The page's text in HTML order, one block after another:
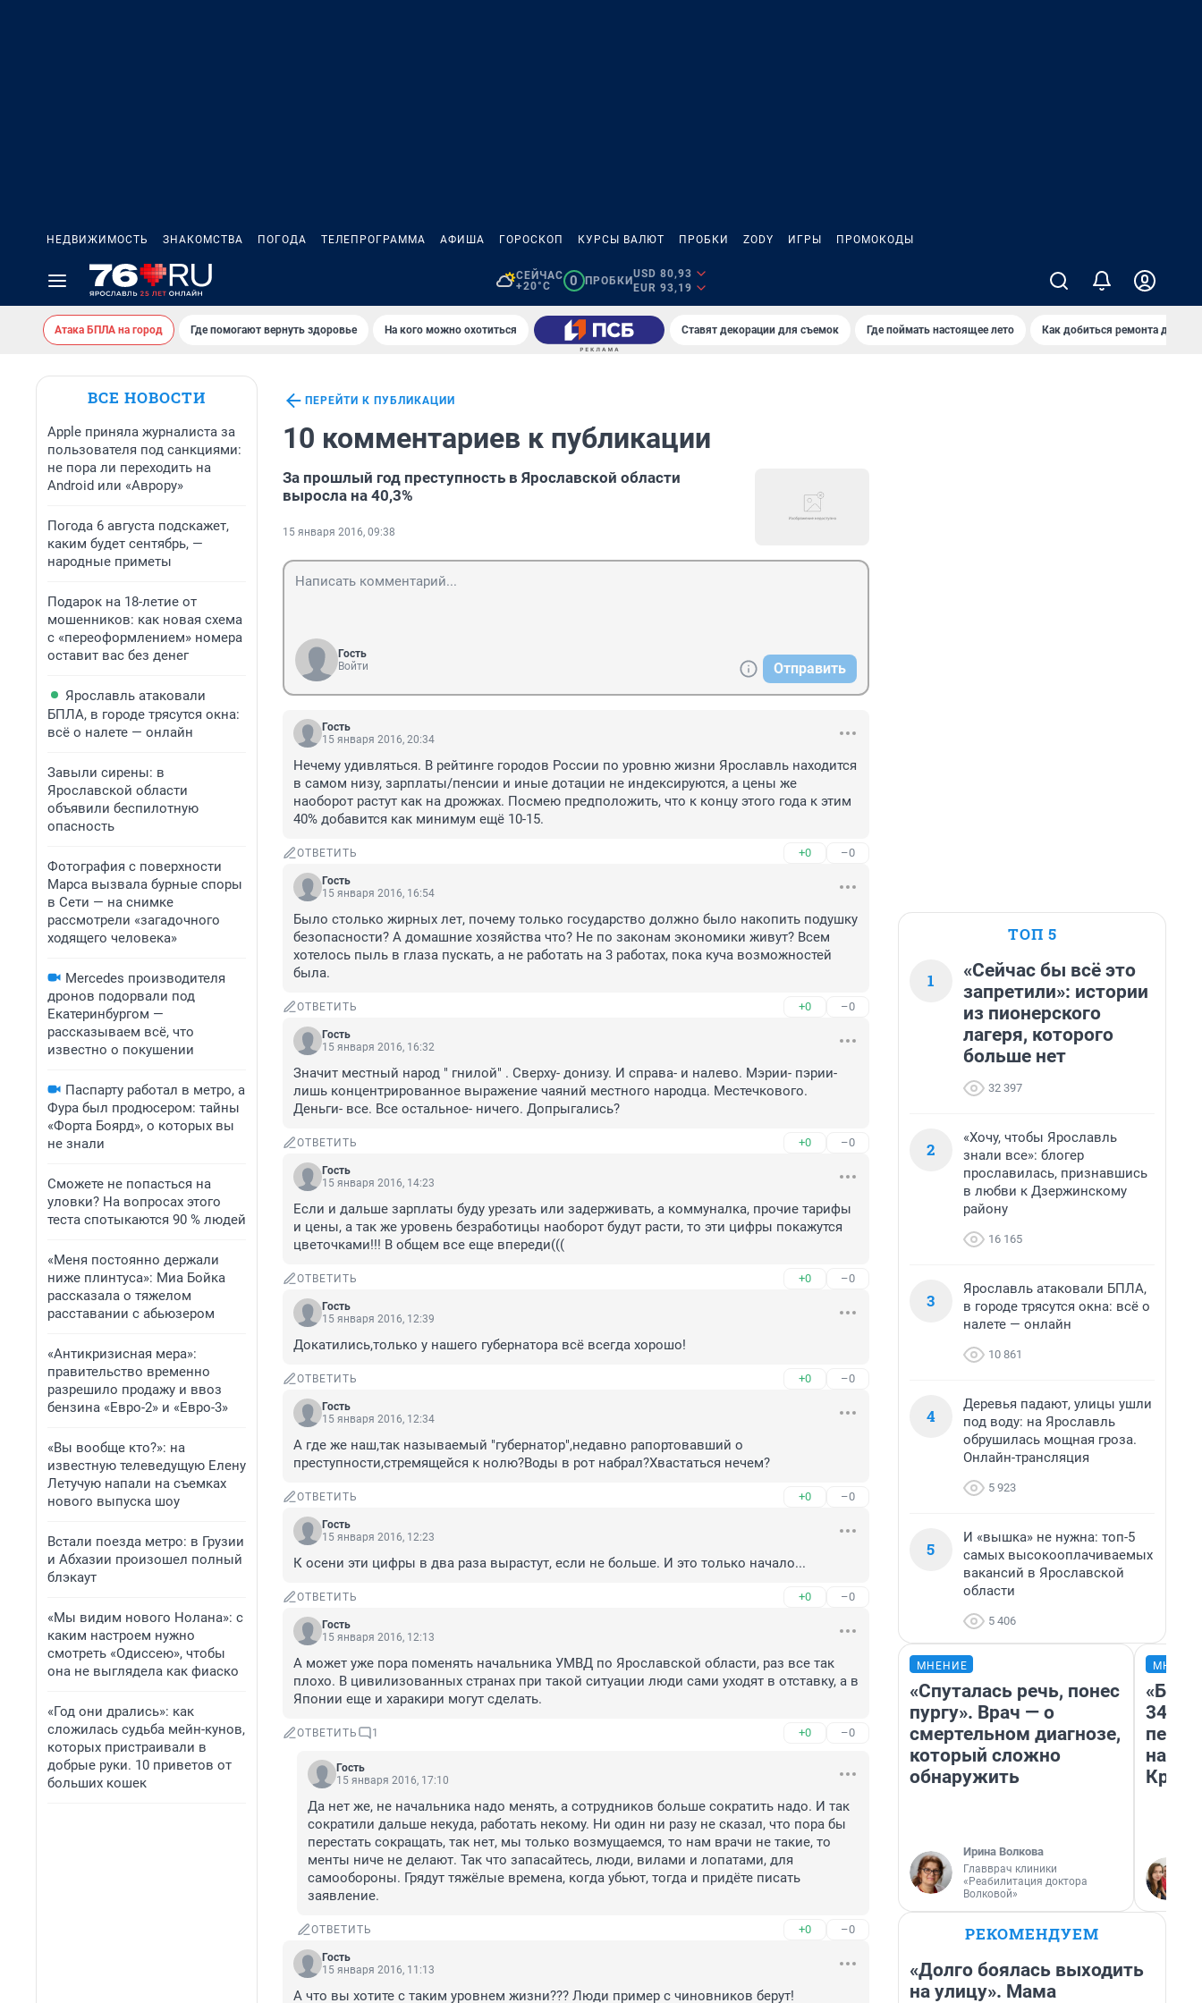
НЕДВИЖИМОСТЬ ЗНАКОМСТВА ПОГОДА ТЕЛЕПРОГРАММА АФИША ГОРОСКОП КУРСЫ ВАЛЮТ ПРОБКИ ZODY ИГРЫ ПРОМОКОДЫ
СЕЙЧАС
+20°C
0 ПРОБКИ
USD 80,93
EUR 93,19
Атака БПЛА на город Где помогают вернуть здоровье На кого можно охотиться Ставят декорации для съемок Где поймать настоящее лето Как добиться ремонта двора
ВСЕ НОВОСТИ
Apple приняла журналиста за
пользователя под санкциями:
не пора ли переходить на
Android или «Аврору»
Погода 6 августа подскажет,
каким будет сентябрь, —
народные приметы
Подарок на 18-летие от
мошенников: как новая схема
с «переоформлением» номера
оставит вас без денег
Ярославль атаковали
БПЛА, в городе трясутся окна:
всё о налете — онлайн
Завыли сирены: в
Ярославской области
объявили беспилотную
опасность
Фотография с поверхности
Марса вызвала бурные споры
в Сети — на снимке
рассмотрели «загадочного
ходящего человека»
Mercedes производителя
дронов подорвали под
Екатеринбургом —
рассказываем всё, что
известно о покушении
Паспарту работал в метро, а
Фура был продюсером: тайны
«Форта Боярд», о которых вы
не знали
Сможете не попасться на
уловки? На вопросах этого
теста спотыкаются 90 % людей
«Меня постоянно держали
ниже плинтуса»: Миа Бойка
рассказала о тяжелом
расставании с абьюзером
«Антикризисная мера»:
правительство временно
разрешило продажу и ввоз
бензина «Евро-2» и «Евро-3»
«Вы вообще кто?»: на
известную телеведущую Елену
Летучую напали на съемках
нового выпуска шоу
Встали поезда метро: в Грузии
и Абхазии произошел полный
блэкаут
«Мы видим нового Нолана»: с
каким настроем нужно
смотреть «Одиссею», чтобы
она не выглядела как фиаско
«Год они дрались»: как
сложилась судьба мейн-кунов,
которых пристраивали в
добрые руки. 10 приветов от
больших кошек
ПЕРЕЙТИ К ПУБЛИКАЦИИ
10 комментариев к публикации
За прошлый год преступность в Ярославской области
выросла на 40,3%
15 января 2016, 09:38
Гость
Войти
Отправить
Гость
15 января 2016, 20:34
Нечему удивляться. В рейтинге городов России по уровню жизни Ярославль находится
в самом низу, зарплаты/пенсии и иные дотации не индексируются, а цены же
наоборот растут как на дрожжах. Посмею предположить, что к концу этого года к этим
40% добавится как минимум ещё 10-15.
ОТВЕТИТЬ +0 –0
Гость
15 января 2016, 16:54
Было столько жирных лет, почему только государство должно было накопить подушку
безопасности? А домашние хозяйства что? Не по законам экономики живут? Всем
хотелось пыль в глаза пускать, а не работать на 3 работах, пока куча возможностей
была.
ОТВЕТИТЬ +0 –0
Гость
15 января 2016, 16:32
Значит местный народ " гнилой" . Сверху- донизу. И справа- и налево. Мэрии- пэрии-
лишь концентрированное выражение чаяний местного народца. Местечкового.
Деньги- все. Все остальное- ничего. Допрыгались?
ОТВЕТИТЬ +0 –0
Гость
15 января 2016, 14:23
Если и дальше зарплаты буду урезать или задерживать, а коммуналка, прочие тарифы
и цены, а так же уровень безработицы наоборот будут расти, то эти цифры покажутся
цветочками!!! В общем все еще впереди(((
ОТВЕТИТЬ +0 –0
Гость
15 января 2016, 12:39
Докатились,только у нашего губернатора всё всегда хорошо!
ОТВЕТИТЬ +0 –0
Гость
15 января 2016, 12:34
А где же наш,так называемый "губернатор",недавно рапортовавший о
преступности,стремящейся к нолю?Воды в рот набрал?Хвастаться нечем?
ОТВЕТИТЬ +0 –0
Гость
15 января 2016, 12:23
К осени эти цифры в два раза вырастут, если не больше. И это только начало...
ОТВЕТИТЬ +0 –0
Гость
15 января 2016, 12:13
А может уже пора поменять начальника УМВД по Ярославской области, раз все так
плохо. В цивилизованных странах при такой ситуации люди сами уходят в отставку, а в
Японии еще и харакири могут сделать.
ОТВЕТИТЬ 1 +0 –0
Гость
15 января 2016, 17:10
Да нет же, не начальника надо менять, а сотрудников больше сократить надо. И так
сократили дальше некуда, работать некому. Ни один ни разу не сказал, что пора бы
перестать сокращать, так нет, мы только возмущаемся, то нам врачи не такие, то
менты ниче не делают. Так что запасайтесь, люди, вилами и лопатами, для
самообороны. Грядут тяжёлые времена, когда убьют, тогда и придёте писать
заявление.
ОТВЕТИТЬ +0 –0
Гость
15 января 2016, 11:13
А что вы хотите с таким уровнем жизни??? Люди пример с чиновников берут!
ТОП 5
1
«Сейчас бы всё это
запретили»: истории
из пионерского
лагеря, которого
больше нет
32 397
2
«Хочу, чтобы Ярославль
знали все»: блогер
прославилась, признавшись
в любви к Дзержинскому
району
16 165
3
Ярославль атаковали БПЛА,
в городе трясутся окна: всё о
налете — онлайн
10 861
4
Деревья падают, улицы ушли
под воду: на Ярославль
обрушилась мощная гроза.
Онлайн-трансляция
5 923
5
И «вышка» не нужна: топ-5
самых высокооплачиваемых
вакансий в Ярославской
области
5 406
МНЕНИЕ
«Спуталась речь, понес
пургу». Врач — о
смертельном диагнозе,
который сложно
обнаружить
Ирина Волкова
Главврач клиники
«Реабилитация доктора
Волковой»
«Был
349
на
Крым
РЕКОМЕНДУЕМ
«Долго боялась выходить
на улицу». Мама